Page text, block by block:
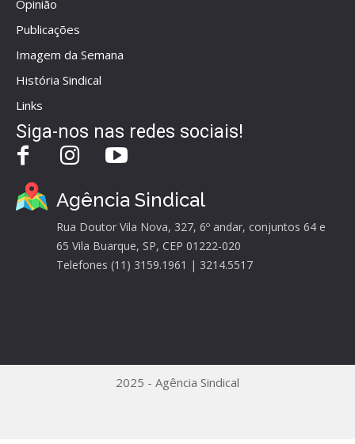
Opinião
Publicações
Imagem da Semana
História Sindical
Links
Siga-nos nas redes sociais!
Agência Sindical
Rua Doutor Vila Nova, 327, 6º andar, conjuntos 64 e
65 Vila Buarque, SP, CEP 01222-020
Telefones (11) 3159.1961 | 3214.5517
2025 - Agência Sindical